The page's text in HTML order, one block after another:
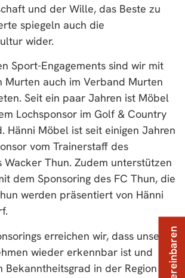
und der Wille, das Beste zu
spiegeln auch die
wider.
Sport-Engagements sind wir mit
Murten auch im Verband Murten
Seit ein paar Jahren ist Möbel
Lochsponsor im Golf & Country
Hänni Möbel ist seit einigen Jahren
vom Trainerstaff des
Wacker Thun. Zudem unterstützen
dem Sponsoring des FC Thun, die
werden präsentiert von Hänni
erreichen wir, dass unser
wieder erkennbar ist und
Bekanntheitsgrad in der Region